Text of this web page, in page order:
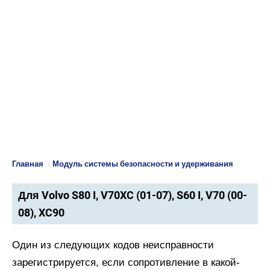
Главная › Модуль системы безопасности и удерживания
Для Volvo S80 I, V70XC (01-07), S60 I, V70 (00-
08), XC90
Один из следующих кодов неисправности
зарегистрируется, если сопротивление в какой-